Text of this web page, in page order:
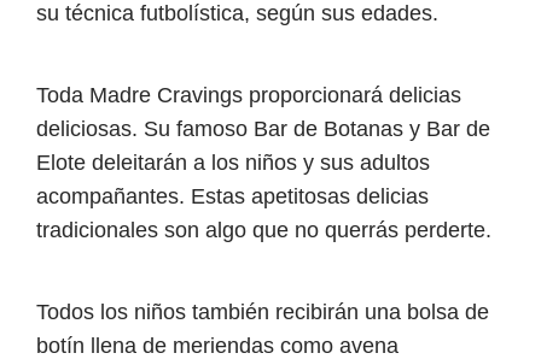
su técnica futbolística, según sus edades.
Toda Madre Cravings proporcionará delicias
deliciosas. Su famoso Bar de Botanas y Bar de
Elote deleitarán a los niños y sus adultos
acompañantes. Estas apetitosas delicias
tradicionales son algo que no querrás perderte.
Todos los niños también recibirán una bolsa de
botín llena de meriendas como avena